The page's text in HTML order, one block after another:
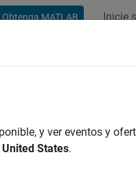
Obtenga MATLAB Inicie
a la versión
pruebas
y ver eventos y
United States.